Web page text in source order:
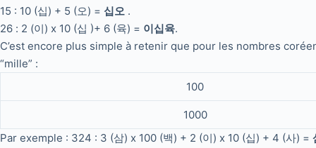
15 : 10 (십) + 5 (오) = 십오 .
26 : 2 (이) x 10 (십 )+ 6 (육) = 이십육.
C’est encore plus simple à retenir que pour les nombres
“mille” :
100
1000
Par exemple : 324 : 3 (삼) x 100 (백) + 2 (이) x 10 (십) + 4 (사) =